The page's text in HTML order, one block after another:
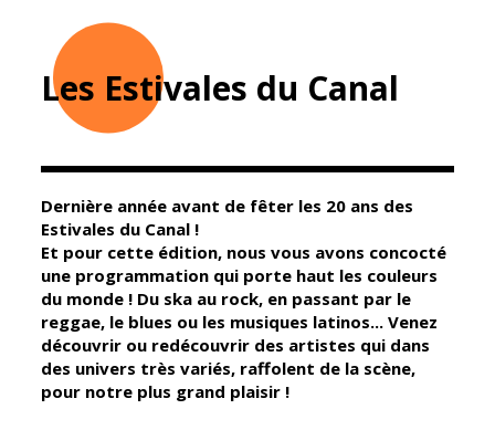
Mairie
Élus
Conseil
Municipal
Services de la
Ville
Marchés
publics
Petite enfance
Relais petite
enfance
Multi-accueil
Les Estivales du Canal
Dernière année avant de fêter les 20 ans des
Estivales du Canal !
Et pour cette édition, nous vous avons concocté
une programmation qui porte haut les couleurs
du monde ! Du ska au rock, en passant par le
reggae, le blues ou les musiques latinos... Venez
découvrir ou redécouvrir des artistes qui dans
des univers très variés, raffolent de la scène,
pour notre plus grand plaisir !